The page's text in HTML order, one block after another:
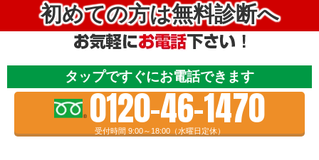
初めての方は無料診断へ
タップですぐにお電話できます
0120-46-1470
受付時間 9:00～18:00（水曜日定休）